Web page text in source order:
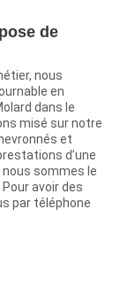
de
nous
en
dans le
misé sur notre
et
d’une
sommes le
avoir des
par téléphone